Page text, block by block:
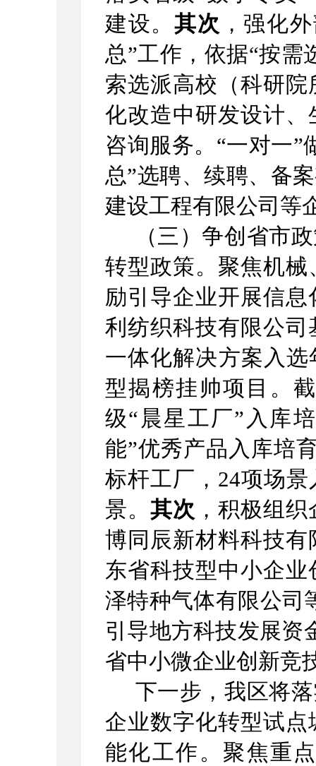
建设。其次 ，强化
总”工作，依据“按需
索选派高校（科研
化改造中研发设计、
咨询服务。 “一对一”
总”选聘、续聘、备
建设工程有限公司等
（三）争创省市
转型政策。聚焦机械
励引导企业开展信息
利纺织科技有限公
一体化解决方案入选
型揭榜挂帅项目。
级“ 晨星工厂” 入库
能”优秀产品入库培
标杆工厂， 24项场景
景。其次 ，积极组织
博同辰新材料科技
东省科技型中小企
泽特种气体有限公司
引导地方科技发展资
省中小微企业创新竞
下一步，我区将
企业数字化转型试
能化工作。聚焦重